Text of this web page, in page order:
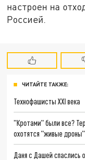
настроен на
Россией.
ЧИТАЙТЕ ТАКЖЕ:
Технофашисты XXI века
"Кротами" были все?
охотятся "живые дроны"
Даня с Дашей спаслись